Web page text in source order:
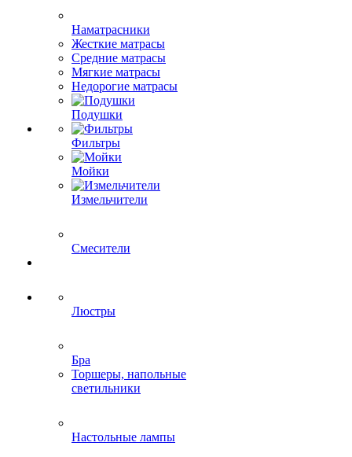
Наматрасники
Жесткие матрасы
Средние матрасы
Мягкие матрасы
Недорогие матрасы
Подушки
Фильтры
Мойки
Измельчители
Смесители
Люстры
Бра
Торшеры, напольные
светильники
Настольные лампы